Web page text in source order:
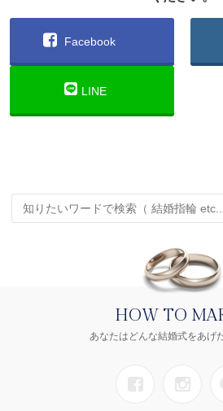
Facebook
LINE
HOW TO
あなたはどんな結婚式をあげ